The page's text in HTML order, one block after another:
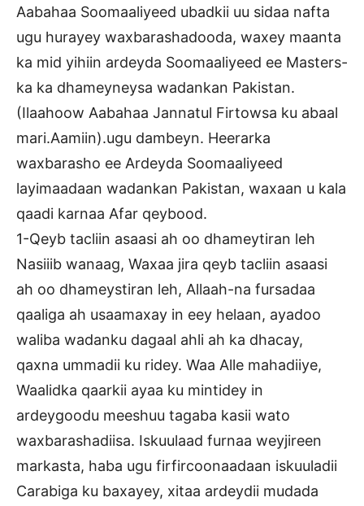
Aabahaa Soomaaliyeed ubadkii uu sidaa nafta
ugu hurayey waxbarashadooda, waxey maanta
ka mid yihiin ardeyda Soomaaliyeed ee Masters-
ka ka dhameyneysa wadankan Pakistan.
(Ilaahoow Aabahaa Jannatul Firtowsa ku abaal
mari.Aamiin).ugu dambeyn. Heerarka
waxbarasho ee Ardeyda Soomaaliyeed
layimaadaan wadankan Pakistan, waxaan u kala
qaadi karnaa Afar qeybood.
1-Qeyb tacliin asaasi ah oo dhameytiran leh
Nasiiib wanaag, Waxaa jira qeyb tacliin asaasi
ah oo dhameystiran leh, Allaah-na fursadaa
qaaliga ah usaamaxay in eey helaan, ayadoo
waliba wadanku dagaal ahli ah ka dhacay,
qaxna ummadii ku ridey. Waa Alle mahadiiye,
Waalidka qaarkii ayaa ku mintidey in
ardeygoodu meeshuu tagaba kasii wato
waxbarashadiisa. Iskuulaad furnaa weyjireen
markasta, haba ugu firfircoonaadaan iskuuladii
Carabiga ku baxayey, xitaa ardeydii mudada